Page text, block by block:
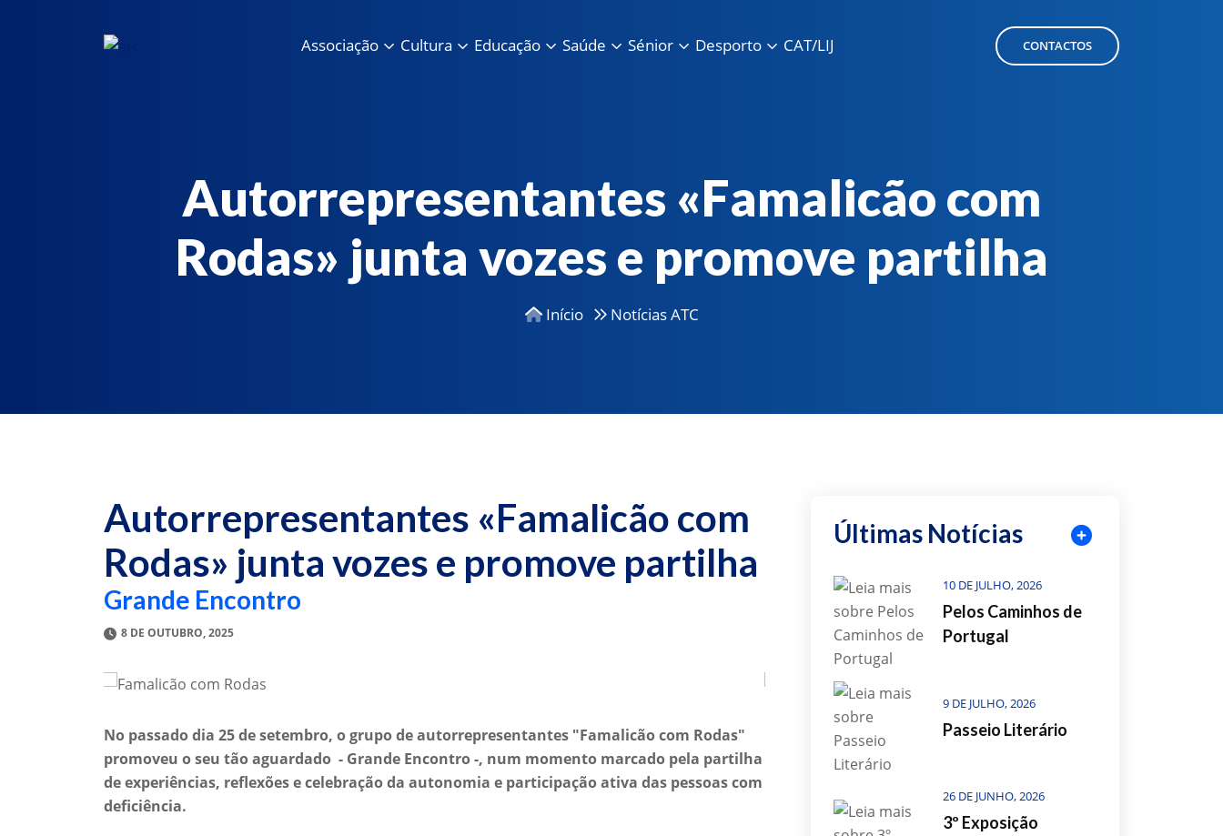
Associação Cultura Educação Saúde Sénior Desporto CAT/LIJ CONTACTOS
Autorrepresentantes «Famalicão com
Rodas» junta vozes e promove partilha
Início Notícias ATC
Autorrepresentantes «Famalicão com
Rodas» junta vozes e promove partilha
Grande Encontro
8 DE OUTUBRO, 2025
No passado dia 25 de setembro, o grupo de autorrepresentantes "Famalicão com Rodas"
promoveu o seu tão aguardado - Grande Encontro -, num momento marcado pela partilha
de experiências, reflexões e celebração da autonomia e participação ativa das pessoas com
deficiência.
Últimas Notícias
10 DE JULHO, 2026
Pelos Caminhos de
Portugal
9 DE JULHO, 2026
Passeio Literário
26 DE JUNHO, 2026
3º Exposição